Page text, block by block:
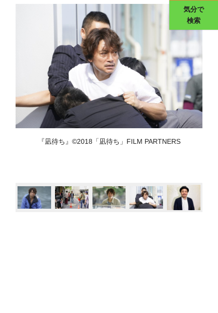
気分で
検索
『凪待ち』©2018「凪待ち」FILM PARTNERS